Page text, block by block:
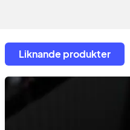
Liknande produkter